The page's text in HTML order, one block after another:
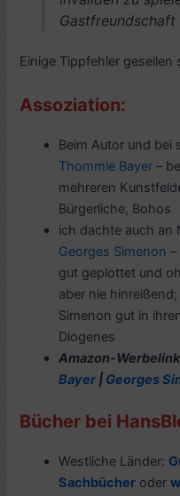
Einige Tippfehler gesellen
Assoziation:
Beim Autor und bei
Thommie Bayer –
mehreren
Bürgerliche, Bohos
ich dachte auch an
Georges Simenon
gut geplottet und
aber nie
Simenon gut in
Diogenes
Amazon-
Bayer | Georges
Bücher bei
Westliche Länder:
Sachbücher oder